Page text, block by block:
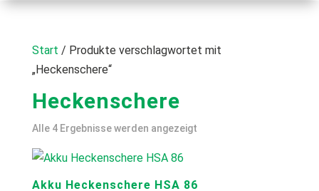
Start / Produkte verschlagwortet mit
„Heckenschere“
Heckenschere
Alle 4 Ergebnisse werden angezeigt
Akku Heckenschere HSA 86